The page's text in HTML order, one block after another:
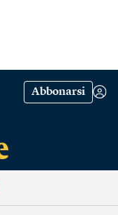
Abbonarsi